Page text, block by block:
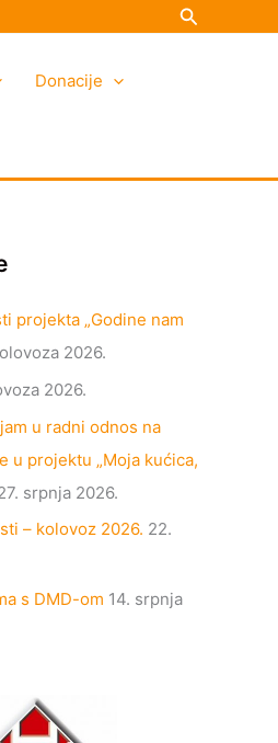
Search
Donacije
projekta „Godine nam
2026.
2026.
u radni odnos na
u projektu „Moja kućica,
srpnja 2026.
– kolovoz 2026. 22.
s DMD-om 14. srpnja